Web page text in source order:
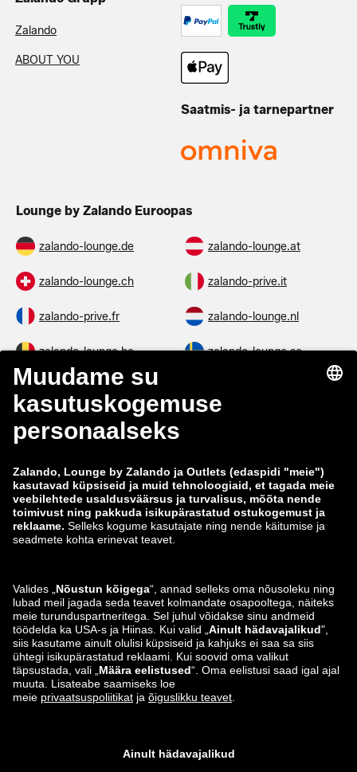
Zalando
ABOUT YOU
Saatmis- ja tarnepartner
Lounge by Zalando Euroopas
zalando-lounge.de zalando-lounge.at
zalando-lounge.ch zalando-prive.it
zalando-prive.fr zalando-lounge.nl
zalando-lounge.be zalando-lounge.se
zalando-lounge.fi
zalando-lounge.co.uk
zalando-lounge.lt zalando-lounge.sk
zalando-lounge.ro zalando-lounge.hr
zalando-lounge.lu zalando-lounge.ee
zalando-lounge.lv zalando-lounge.no
Leiad meid ka siit